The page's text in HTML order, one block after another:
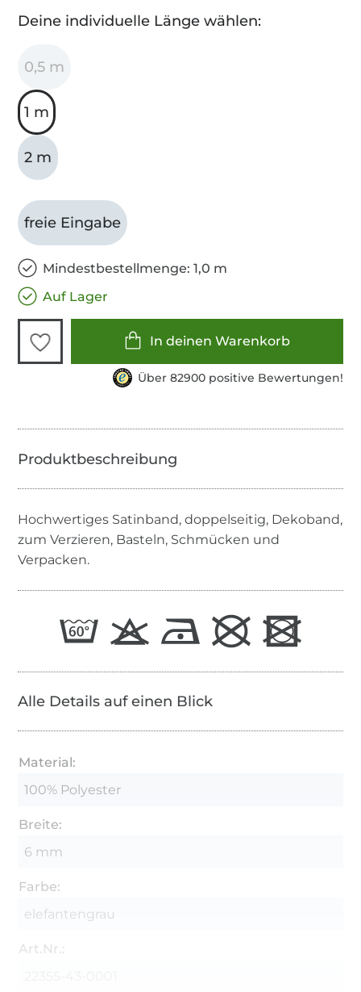
Deine individuelle Länge wählen:
0,5 m
1 m
2 m
freie Eingabe
Mindestbestellmenge: 1,0 m
Auf Lager
In deinen Warenkorb
Über 82900 positive Bewertungen!
Hochwertiges Satinband, doppelseitig, Dekoband,
zum Verzieren, Basteln, Schmücken und
Verpacken.
Alle Details auf einen Blick
Material:
100% Polyester
Breite:
6 mm
Farbe:
elefantengrau
Art.Nr.: